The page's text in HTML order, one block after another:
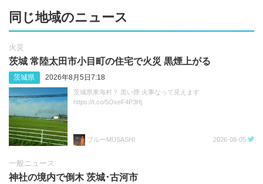
同じ地域のニュース
火災
茨城 常陸太田市小目町の住宅で火災 黒煙上がる
茨城県 2026年8月5日7:18
茨城県東海村？ 黒い煙 火事なって見えます
https://t.co/5OxeF4P3Hj
ブルーMUSASHI 2026-08-05
一般ニュース
神社の境内で倒木 茨城･古河市